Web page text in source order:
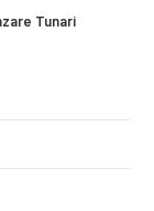
Tunari